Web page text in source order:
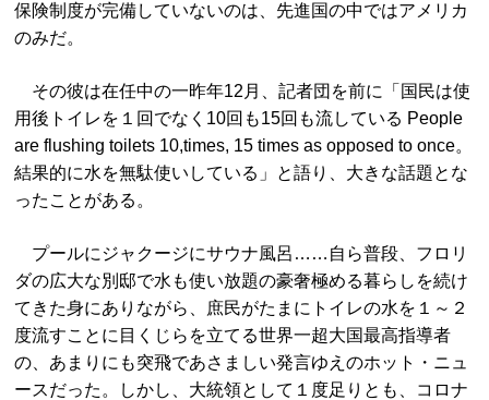
保険制度が完備していないのは、先進国の中ではアメリカ
のみだ。
その彼は在任中の一昨年12月、記者団を前に「国民は使
用後トイレを１回でなく10回も15回も流している People
are flushing toilets 10,times, 15 times as opposed to once。
結果的に水を無駄使いしている」と語り、大きな話題とな
ったことがある。
プールにジャクージにサウナ風呂……自ら普段、フロリ
ダの広大な別邸で水も使い放題の豪奢極める暮らしを続け
てきた身にありながら、庶民がたまにトイレの水を１～２
度流すことに目くじらを立てる世界一超大国最高指導者
の、あまりにも突飛であさましい発言ゆえのホット・ニュ
ースだった。しかし、大統領として１度足りとも、コロナ